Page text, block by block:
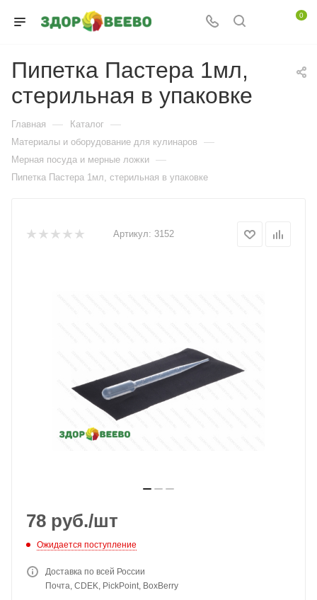
0
Пипетка Пастера 1мл,
стерильная в упаковке
Главная — Каталог —
Материалы и оборудование для кулинаров —
Мерная посуда и мерные ложки —
Пипетка Пастера 1мл, стерильная в упаковке
Артикул: 3152
78 руб./шт
Ожидается поступление
Доставка по всей России
Почта, CDEK, PickPoint, BoxBerry